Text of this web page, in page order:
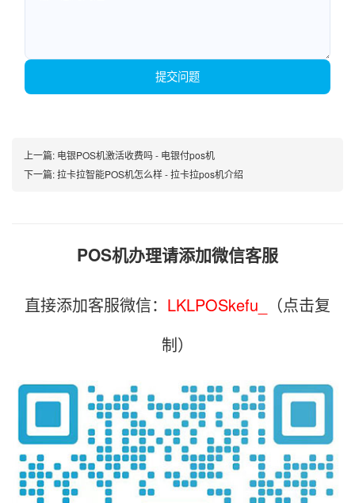
提交问题
上一篇: 电银POS机激活收费吗 - 电银付pos机
下一篇:拉卡拉智能POS机怎么样 - 拉卡拉pos机介绍
POS机办理请添加微信客服
直接添加客服微信： LKLPOSkefu_
（点击复
制）